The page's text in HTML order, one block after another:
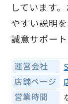
しています
やすい説明
誠意サポート
運営会社
店舗ページ
営業時間